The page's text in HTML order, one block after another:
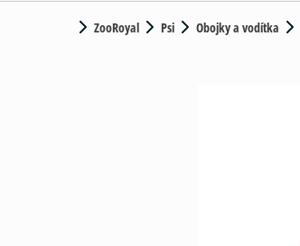
ZooRoyal Psi Obojky a vodítka